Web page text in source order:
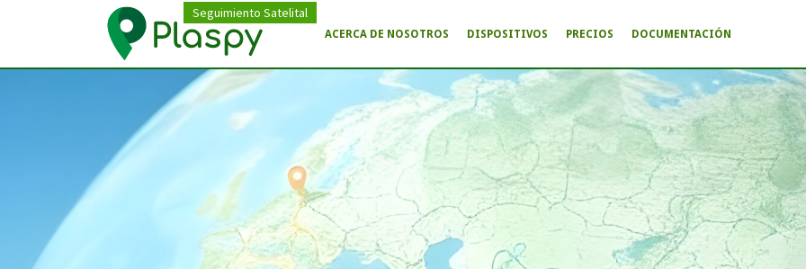
Seguimiento Satelital
ACERCA DE NOSOTROS DISPOSITIVOS PRECIOS DOCUMENTACIÓN